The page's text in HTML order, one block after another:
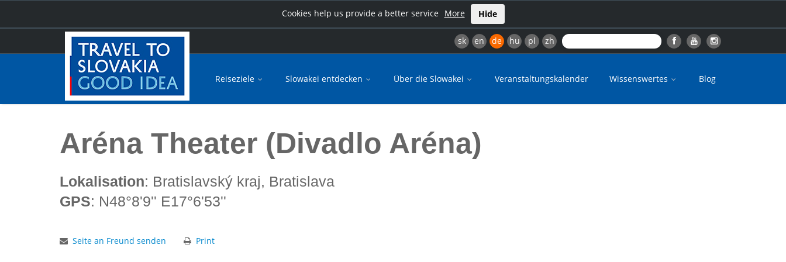
Cookies help us provide a better service More Hide
sk en de hu pl zh
Reiseziele Slowakei entdecken Über die Slowakei Veranstaltungskalender Wissenswertes Blog
Hauptseite Aréna Theater (Divadlo Aréna)
Aréna Theater (Divadlo Aréna)
Lokalisation: Bratislavský kraj, Bratislava
GPS: N48°8'9'' E17°6'53''
Seite an Freund senden Print